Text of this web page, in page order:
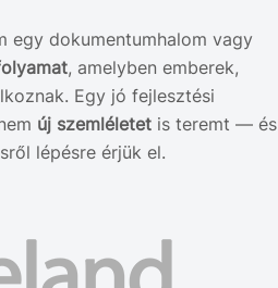
egy dokumentumhalom vagy
, amelyben emberek,
Egy jó fejlesztési
új szemléletet is teremt — és
lépésre érjük el.